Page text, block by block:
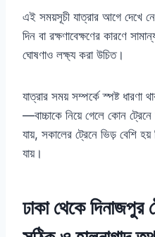
এই সময়সূচী যাত্রার আগে দেখে
দিন বা রক্ষণাবেক্ষণের কারণে
ঘোষণাও লক্ষ্য করা উচিত।
যাত্রার সময় সম্পর্কে স্পষ্ট
—বাচ্চাকে নিয়ে গেলে কোন
যায়, সকালের ট্রেনে ভিড় বেশি
যায়।
ঢাকা থেকে দিনাজপুর